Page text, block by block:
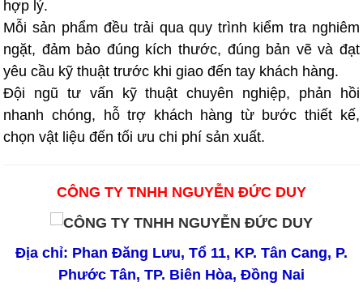
hợp lý.
Mỗi sản phẩm đều trải qua quy trình kiểm tra nghiêm
ngặt, đảm bảo đúng kích thước, đúng bản vẽ và đạt
yêu cầu kỹ thuật trước khi giao đến tay khách hàng.
Đội ngũ tư vấn kỹ thuật chuyên nghiệp, phản hồi
nhanh chóng, hỗ trợ khách hàng từ bước thiết kế,
chọn vật liệu đến tối ưu chi phí sản xuất.
CÔNG TY TNHH NGUYỄN ĐỨC DUY
Địa chỉ: Phan Đăng Lưu, Tổ 11, KP. Tân Cang, P.
Phước Tân, TP. Biên Hòa, Đồng Nai